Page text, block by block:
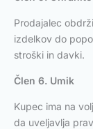
Prodajalec
izdelkov do
stroški in davki.
Člen 6. Umik
Kupec ima na
da uveljavlja